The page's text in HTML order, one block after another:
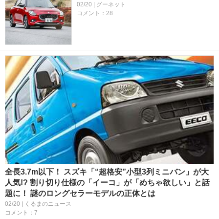
02/20 | グーネット
コメント：28
全長3.7m以下！ スズキ「“超格安”小型3列ミニバン」が大
人気!? 割り切り仕様の「イーコ」が「めちゃ欲しい」と話
題に！ 謎のロングセラーモデルの正体とは
02/20 | くるまのニュース
コメント：7